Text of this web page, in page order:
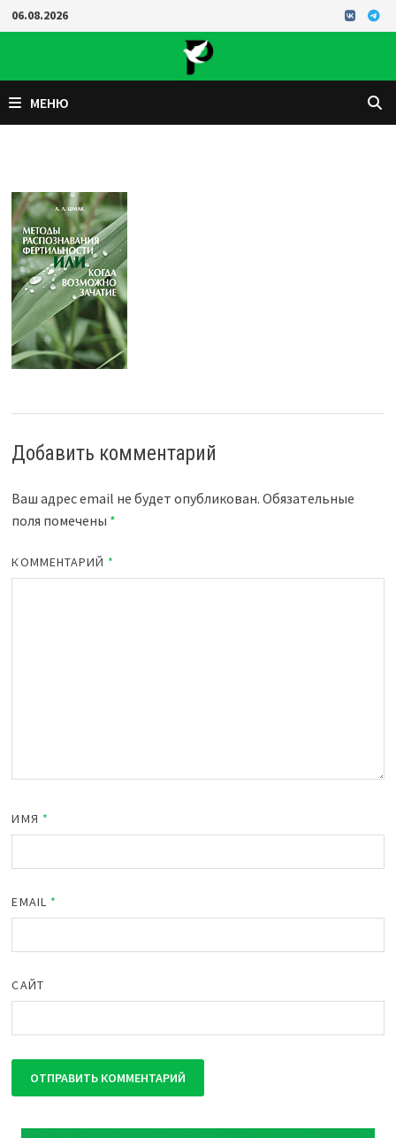
Перейти
к
06.08.2026
МЕНЮ
Добавить комментарий
Ваш адрес email не будет опубликован. Обязательные
поля помечены *
КОММЕНТАРИЙ *
ИМЯ *
EMAIL *
САЙТ